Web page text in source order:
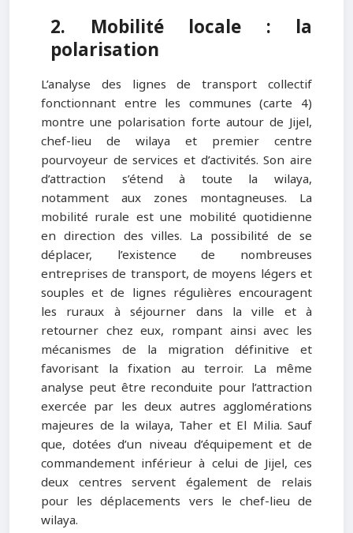
2. Mobilité locale : la
polarisation
L’analyse des lignes de transport collectif
fonctionnant entre les communes (carte 4)
montre une polarisation forte autour de Jijel,
chef-lieu de wilaya et premier centre
pourvoyeur de services et d’activités. Son aire
d’attraction s’étend à toute la wilaya,
notamment aux zones montagneuses. La
mobilité rurale est une mobilité quotidienne
en direction des villes. La possibilité de se
déplacer, l’existence de nombreuses
entreprises de transport, de moyens légers et
souples et de lignes régulières encouragent
les ruraux à séjourner dans la ville et à
retourner chez eux, rompant ainsi avec les
mécanismes de la migration définitive et
favorisant la fixation au terroir. La même
analyse peut être reconduite pour l’attraction
exercée par les deux autres agglomérations
majeures de la wilaya, Taher et El Milia. Sauf
que, dotées d’un niveau d’équipement et de
commandement inférieur à celui de Jijel, ces
deux centres servent également de relais
pour les déplacements vers le chef-lieu de
wilaya.